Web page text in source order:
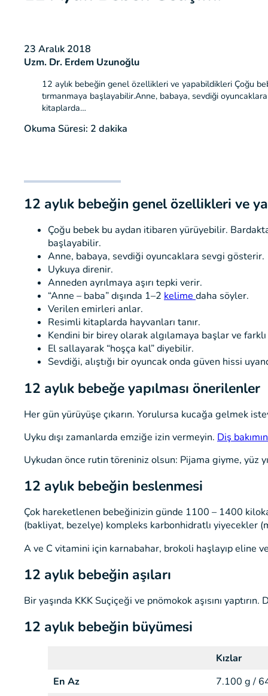
23 Aralık 2018
Uzm. Dr. Erdem Uzunoğlu
12 aylık bebeğin genel özellikleri ve yapabildikleri Çoğu
tırmanmaya başlayabilir.Anne, babaya, sevdiği
kitaplarda…
Okuma Süresi: 2 dakika
12 aylık bebeğin genel özellikleri ve
Çoğu bebek bu aydan itibaren yürüyebilir.
başlayabilir.
Anne, babaya, sevdiği oyuncaklara sevgi gösterir.
Uykuya direnir.
Anneden ayrılmaya aşırı tepki verir.
“Anne – baba” dışında 1–2 kelimedaha söyler.
Verilen emirleri anlar.
Resimli kitaplarda hayvanları tanır.
Kendini bir birey olarak algılamaya başlar ve
El sallayarak “hoşça kal” diyebilir.
Sevdiği, alıştığı bir oyuncak onda güven hissi
12 aylık bebeğe yapılması önerilenler
Her gün yürüyüşe çıkarın. Yorulursa kucağa gelmek
Uyku dışı zamanlarda emziğe izin vermeyin. Diş
Uykudan önce rutin töreniniz olsun: Pijama giyme, yüz
12 aylık bebeğin beslenmesi
Çok hareketlenen bebeğinizin günde 1100 – 1400
(bakliyat, bezelye) kompleks karbonhidratlı yiyecekler
A ve C vitamini için karnabahar, brokoli haşlayıp eline
12 aylık bebeğin aşıları
Bir yaşında KKK Suçiçeği ve pnömokok aşısını
12 aylık bebeğin büyümesi
Kızlar
En Az
7.100 g /